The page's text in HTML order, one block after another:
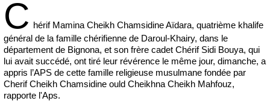
C hérif Mamina Cheikh Chamsidine Aïdara, quatrième khalife
général de la famille chérifienne de Daroul-Khairy, dans le
département de Bignona, et son frère cadet Chérif Sidi Bouya, qui
lui avait succédé, ont tiré leur révérence le même jour, dimanche, a
appris l’APS de cette famille religieuse musulmane fondée par
Cherif Cheikh Chamsidine ould Cheikhna Cheikh Mahfouz,
rapporte l'Aps.